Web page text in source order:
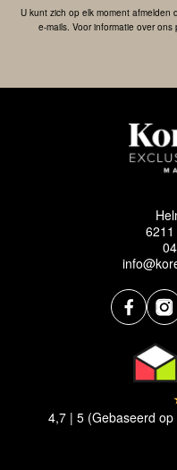
U kunt zich op elk moment afmelden
e-mails. Voor informatie over
4,7 | 5 (Gebaseerd